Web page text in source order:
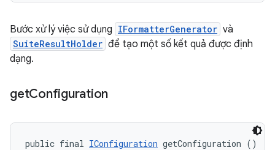
Bước xử lý việc sử dụng IFormatterGenerator và
SuiteResultHolder để tạo một số kết quả được định
dạng.
getConfiguration
public final IConfiguration getConfiguration ()